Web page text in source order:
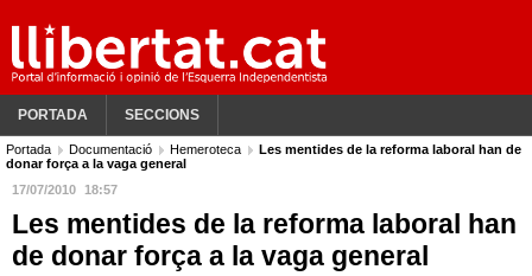
PORTADA SECCIONS
Portada Documentació Hemeroteca
Les mentides de la reforma laboral han de
donar força a la vaga general
17/07/2010
18:57
Les mentides de la reforma laboral han
de donar força a la vaga general